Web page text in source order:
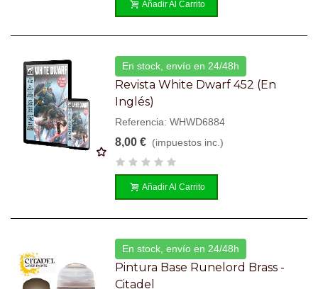
Añadir Al Carrito
En stock, envío en 24/48h
Revista White Dwarf 452 (en
Inglés)
Referencia: WHWD6884
8,00 € (impuestos inc.)
Añadir Al Carrito
En stock, envío en 24/48h
Pintura Base Runelord Brass -
Citadel